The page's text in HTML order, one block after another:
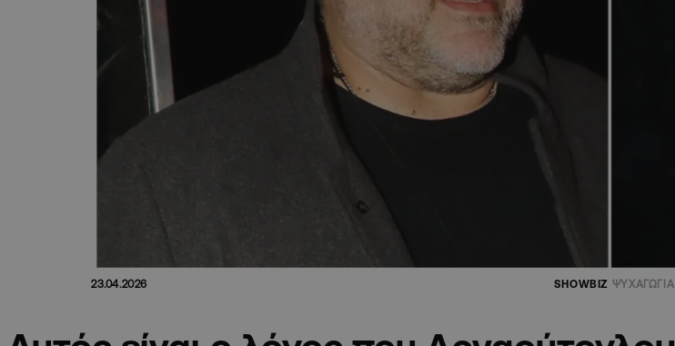
23.04.2026 SHOWBIZ ΨΥΧΑΓΩΓΙΑ